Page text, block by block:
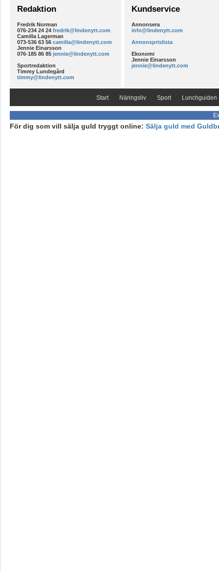
Redaktion
Fredrik Norman
076-234 24 24 fredrik@lindenytt.com
Camilla Lagerman
073-536 63 56 camilla@lindenytt.com
Jennie Einarsson
076-185 86 85 jennie@lindenytt.com
Sportredaktion
Timmy Lundegård
timmy@lindenytt.com
Kundservice
Annonsera
info@lindenytt.com
Annonsprislista
Ekonomi
Jennie Einarsson
jennie@lindenytt.com
Start Näringsliv Sport Lunchguiden
För dig som vill sälja guld tryggt online: Sälja guld med